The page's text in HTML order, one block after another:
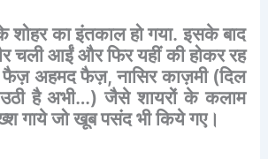
शोहर का इंतकाल हो गया.इसके बाद
चलीआईंऔरफिरयहींकीहोकररह
फैज़ अहमद फैज़,नासिर काज़मी(दिल
उठी है अभी…)जैसे शायरों के कलाम
गायेजोखूबपसंदभीकियेगए।